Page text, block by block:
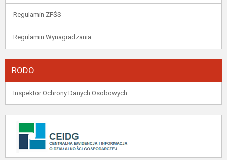
Regulamin ZFŚS
Regulamin Wynagradzania
RODO
Inspektor Ochrony Danych Osobowych